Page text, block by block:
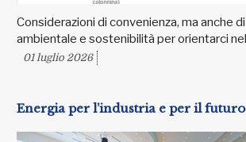
Considerazioni di convenienza, ma anche
ambientale e sostenibilità per orientarci
01 luglio 2026
Energia per l’industria e per il futuro